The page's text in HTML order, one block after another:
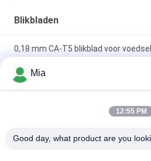
Blikbladen
0,18 mm CA-T5 blikblad voor
Elektrolytische tinplatenplaten en
Roestbestendig
Mia
12:55 PM
Good day, what product are you